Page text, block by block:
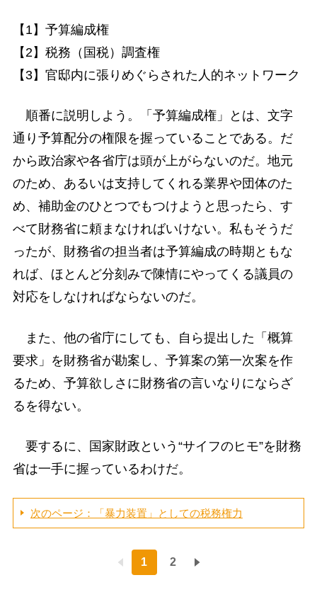
【1】予算編成権
【2】税務（国税）調査権
【3】官邸内に張りめぐらされた人的ネットワーク
順番に説明しよう。「予算編成権」とは、文字
通り予算配分の権限を握っていることである。だ
から政治家や各省庁は頭が上がらないのだ。地元
のため、あるいは支持してくれる業界や団体のた
め、補助金のひとつでもつけようと思ったら、す
べて財務省に頼まなければいけない。私もそうだ
ったが、財務省の担当者は予算編成の時期ともな
れば、ほとんど分刻みで陳情にやってくる議員の
対応をしなければならないのだ。
また、他の省庁にしても、自ら提出した「概算
要求」を財務省が勘案し、予算案の第一次案を作
るため、予算欲しさに財務省の言いなりにならざ
るを得ない。
要するに、国家財政という“サイフのヒモ”を財務
省は一手に握っているわけだ。
次のページ：「暴力装置」としての税務権力
1 2